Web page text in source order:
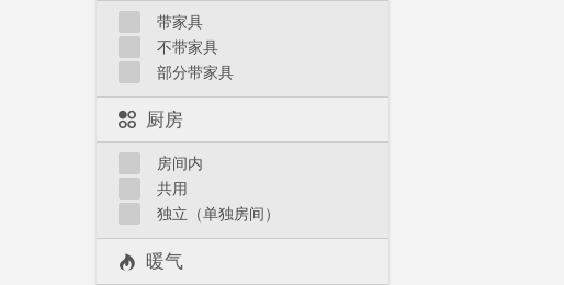
带家具
不带家具
部分带家具
厨房
房间内
共用
独立（单独房间）
暖气